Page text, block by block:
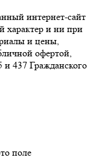
интернет-сайт
характер и ни при
и цены,
офертой,
437 Гражданского
поле